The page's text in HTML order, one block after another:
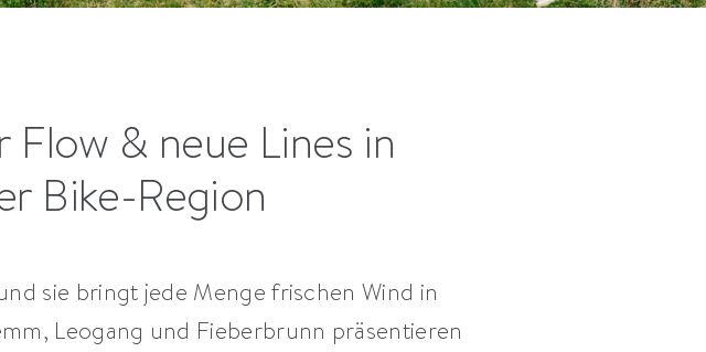
& neue Lines in
Bike-Region
sie bringt jede Menge frischen Wind in
Leogang und Fieberbrunn präsentieren